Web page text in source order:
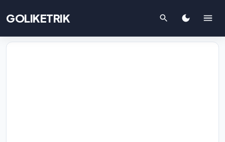
GOLIKETRIK